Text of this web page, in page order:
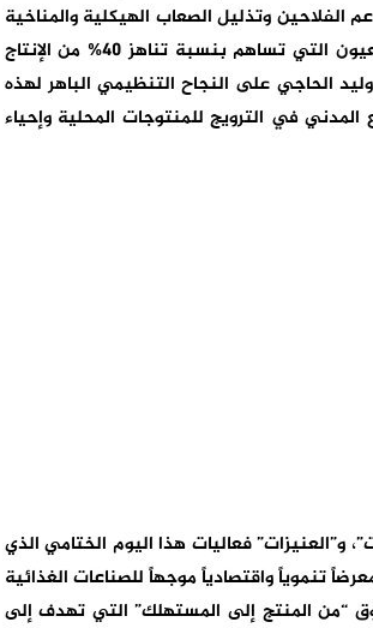
وتذليل الصعاب الهيكلية والمناخية
التي تواجه منظومات الإنتاج، لا سيما في معتمدية حاجب العيون التي تساهم بنسبة تناهز 40% من الإنتاج
الحاجي على النجاح التنظيمي الباهر لهذه
المدني في الترويج للمنتوجات المحلية وإحياء
فعاليات هذا اليوم الختامي الذي
تنموياً واقتصادياً موجهاً للصناعات الغذائية
“من المنتج إلى المستهلك” التي تهدف إلى